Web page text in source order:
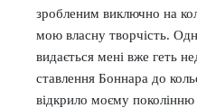
зробленим виключно на
мою власну творчість.
видається мені вже геть
ставлення Боннара до
відкрило моєму